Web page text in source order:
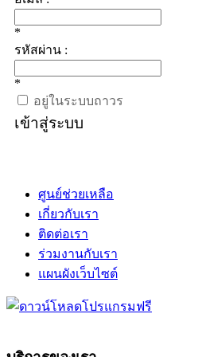
*
รหัสผ่าน :
*
อยู่ในระบบถาวร
เข้าสู่ระบบ
ศูนย์ช่วยเหลือ
เกี่ยวกับเรา
ติดต่อเรา
ร่วมงานกับเรา
แผนผังเว็บไซต์